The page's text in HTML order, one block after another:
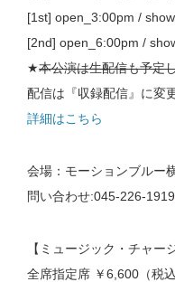
[1st] open_3:00pm /
[2nd] open_6:00pm /
★本公演は生配信も予定
配信は『収録配信』に変
詳細はこちら
会場：モーションブルー
問い合わせ:045-226-
【ミュージック・チャージ
全席指定席 ￥6,600（税込